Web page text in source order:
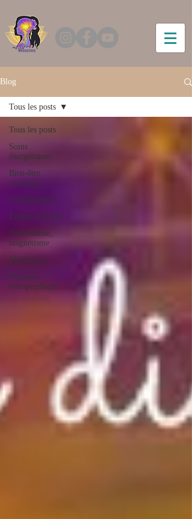
Blog
Tous les posts
Soins
énergétiques
Bien-être
coaching
Lithothérapie
Enfant intérieur
Radiesthésie,
magnétisme
Méditation
Hypnose
thérapeuthique
Tous les posts